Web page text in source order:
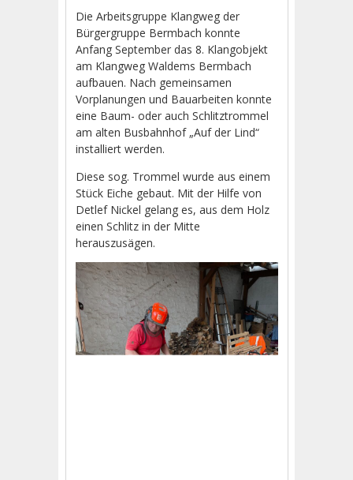
Die Arbeitsgruppe Klangweg der
Bürgergruppe Bermbach konnte
Anfang September das 8. Klangobjekt
am Klangweg Waldems Bermbach
aufbauen. Nach gemeinsamen
Vorplanungen und Bauarbeiten konnte
eine Baum- oder auch Schlitztrommel
am alten Busbahnhof „Auf der Lind“
installiert werden.
Diese sog. Trommel wurde aus einem
Stück Eiche gebaut. Mit der Hilfe von
Detlef Nickel gelang es, aus dem Holz
einen Schlitz in der Mitte
herauszusägen.